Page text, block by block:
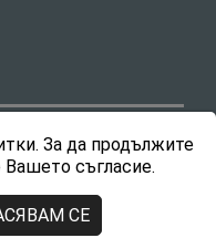
За да продължите
съгласие.
СЕ
42